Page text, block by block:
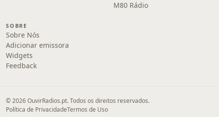
M80 Rádio
SOBRE
Sobre Nós
Adicionar emissora
Widgets
Feedback
© 2026 OuvirRadios.pt. Todos os direitos reservados.
Política de PrivacidadeTermos de Uso